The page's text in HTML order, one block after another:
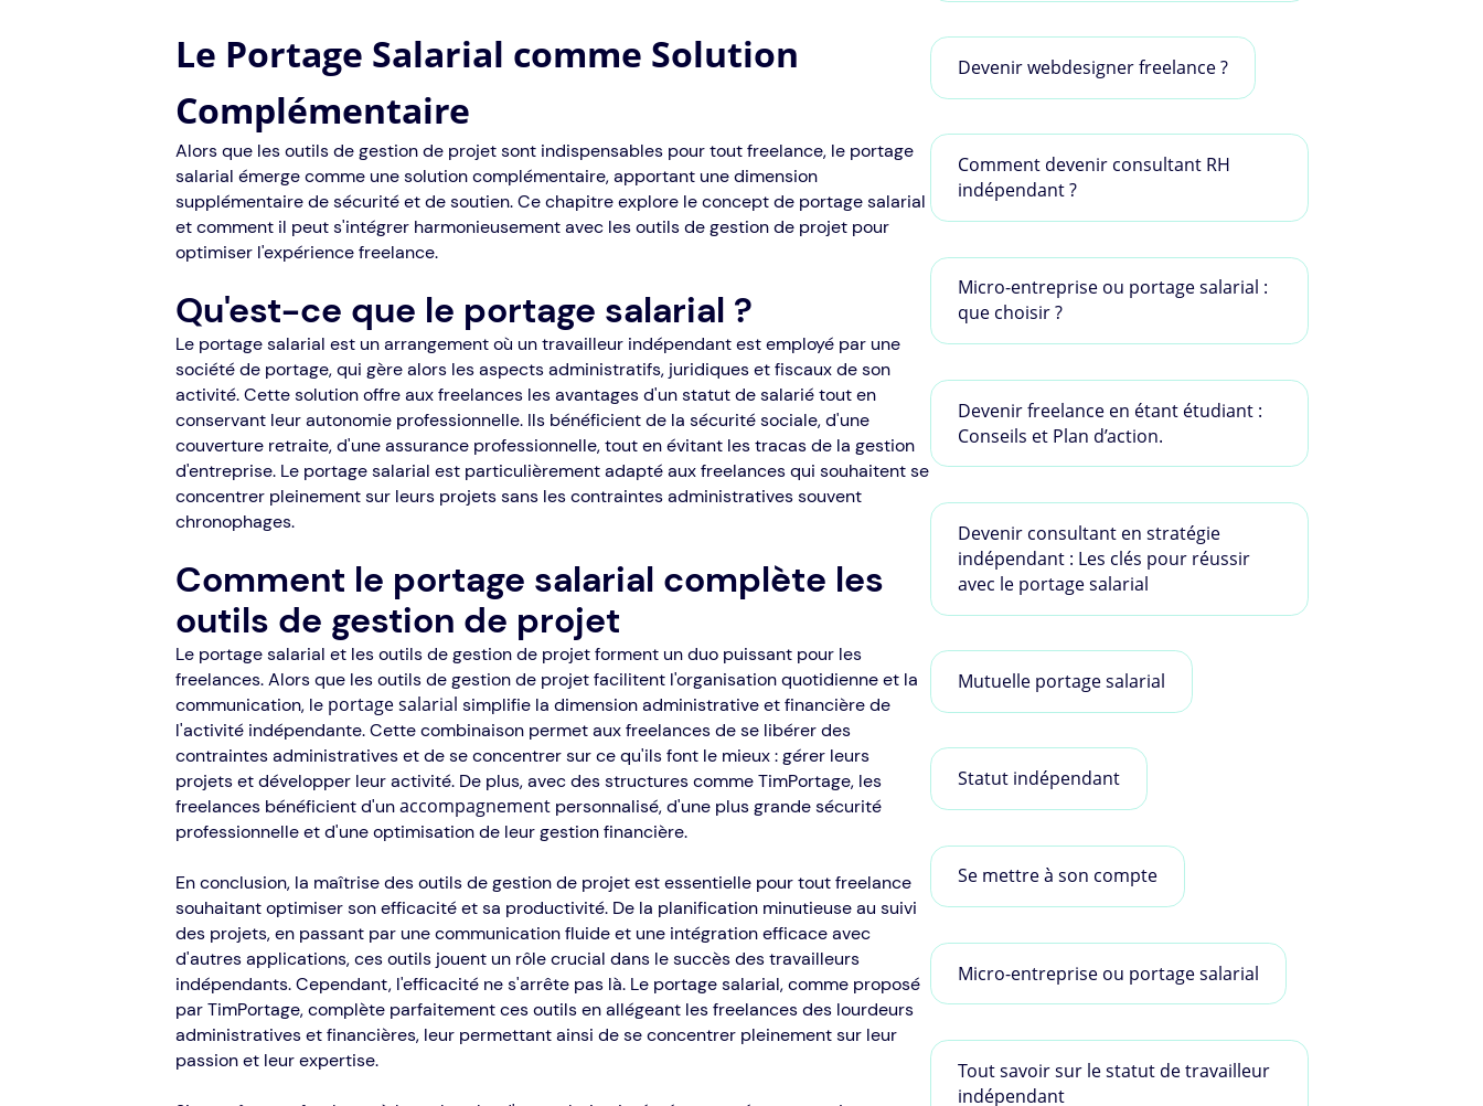
Le Portage Salarial comme Solution
Complémentaire
Alors que les outils de gestion de projet sont indispensables pour tout freelance, le portage
salarial émerge comme une solution complémentaire, apportant une dimension
supplémentaire de sécurité et de soutien. Ce chapitre explore le concept de portage salarial
et comment il peut s'intégrer harmonieusement avec les outils de gestion de projet pour
optimiser l'expérience freelance.
Qu'est-ce que le portage salarial ?
Le portage salarial est un arrangement où un travailleur indépendant est employé par une
société de portage, qui gère alors les aspects administratifs, juridiques et fiscaux de son
activité. Cette solution offre aux freelances les avantages d'un statut de salarié tout en
conservant leur autonomie professionnelle. Ils bénéficient de la sécurité sociale, d'une
couverture retraite, d'une assurance professionnelle, tout en évitant les tracas de la gestion
d'entreprise. Le portage salarial est particulièrement adapté aux freelances qui souhaitent se
concentrer pleinement sur leurs projets sans les contraintes administratives souvent
chronophages.
Comment le portage salarial complète les
outils de gestion de projet
Le portage salarial et les outils de gestion de projet forment un duo puissant pour les
freelances. Alors que les outils de gestion de projet facilitent l'organisation quotidienne et la
communication, leportage salarial simplifie la dimension administrative et financière de
l'activité indépendante. Cette combinaison permet aux freelances de se libérer des
contraintes administratives et de se concentrer sur ce qu'ils font le mieux : gérer leurs
projets et développer leur activité. De plus, avec des structures comme TimPortage, les
freelances bénéficient d'unaccompagnementpersonnalisé, d'une plus grande sécurité
professionnelle et d'une optimisation de leur gestion financière.
En conclusion, la maîtrise des outils de gestion de projet est essentielle pour tout freelance
souhaitant optimiser son efficacité et sa productivité. De la planification minutieuse au suivi
des projets, en passant par une communication fluide et une intégration efficace avec
d'autres applications, ces outils jouent un rôle crucial dans le succès des travailleurs
indépendants. Cependant, l'efficacité ne s'arrête pas là. Le portage salarial, comme proposé
par TimPortage, complète parfaitement ces outils en allégeant les freelances des lourdeurs
administratives et financières, leur permettant ainsi de se concentrer pleinement sur leur
passion et leur expertise.
Devenir webdesigner freelance ?
Comment devenir consultant RH
indépendant ?
Micro-entreprise ou portage salarial :
que choisir ?
Devenir freelance en étant étudiant :
Conseils et Plan d’action.
Devenir consultant en stratégie
indépendant : Les clés pour réussir
avec le portage salarial
Mutuelle portage salarial
Statut indépendant
Se mettre à son compte
Micro-entreprise ou portage salarial
Tout savoir sur le statut de travailleur
indépendant